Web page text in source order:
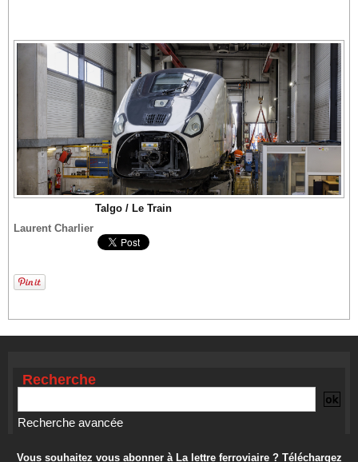
Talgo / Le Train
Laurent Charlier
Recherche
Recherche avancée
Vous souhaitez vous abonner à La lettre ferroviaire ? Téléchargez